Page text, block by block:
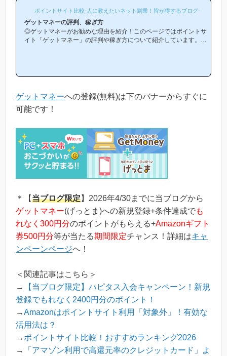
ポイントサイト比較-人に教えたいネット副業！皆が得するブログ-
ゲットマネーの評判、稼ぎ方
◎ゲットマネーがお勧めな理由を紹介！このページではポイントサ
イト「ゲットマネー」の評判や稼ぎ方について紹介しています。
られます！)当ページからゲットマネーへの新規登録はほんの数分
で簡単にできるので、下...
ゲットマネーへの登録(無料)は下のバナーからすぐに
可能です！
＊【当ブログ限定】2026年4/30までに当ブログから
ゲットマネー(げっとま)への新規登録+条件達成でも
れなく300円分のポイントがもらえる+Amazonギフト
券500円分等が当たる期間限定チャンス！詳細はキャ
ンペーンページへ！
＜関連記事はこちら＞
→
【当ブログ限定】ハピタス入会キャンペーン！新規
登録でもれなく2400円分のポイント！
→Amazonはポイントサイト利用「対象外」！有効な
活用法は？
→ ポイントサイト比較！おすすめランキング2026
→
「アマゾン利用で高還元率のクレジットカード」よ